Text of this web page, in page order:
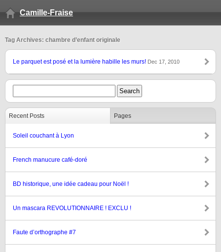
Camille-Fraise
Tag Archives: chambre d’enfant originale
Le parquet est posé et la lumière habille les murs! Dec 17, 2010
Recent Posts Pages
Soleil couchant à Lyon
French manucure café-doré
BD historique, une idée cadeau pour Noël !
Un mascara REVOLUTIONNAIRE ! EXCLU !
Faute d’orthographe #7